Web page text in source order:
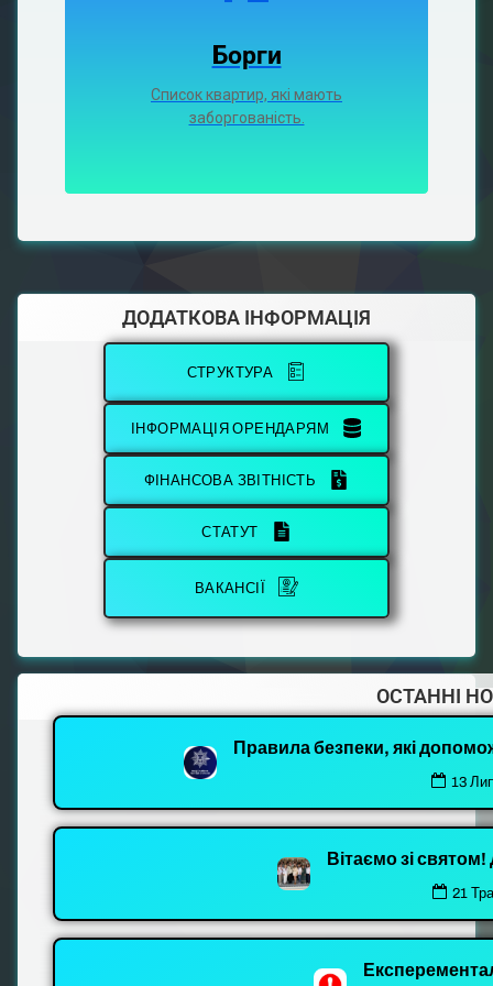
Борги
Список квартир, які мають
заборгованість.
ДОДАТКОВА ІНФОРМАЦІЯ
СТРУКТУРА
ІНФОРМАЦІЯ ОРЕНДАРЯМ
ФІНАНСОВА ЗВІТНІСТЬ
СТАТУТ
ВАКАНСІЇ
ОСТАННІ
Правила безпеки, які
13
Вітаємо зі
21